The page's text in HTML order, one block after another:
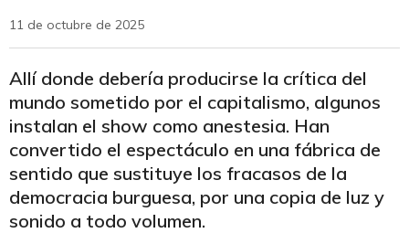
11 de octubre de 2025
Allí donde debería producirse la crítica del
mundo sometido por el capitalismo, algunos
instalan el show como anestesia. Han
convertido el espectáculo en una fábrica de
sentido que sustituye los fracasos de la
democracia burguesa, por una copia de luz y
sonido a todo volumen.